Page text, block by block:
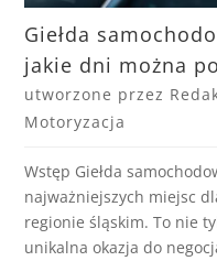
Giełda
jakie dni można
utworzone przez
Motoryzacja
Wstęp Giełda
najważniejszych miejsc
regionie śląskim. To nie
unikalna okazja do